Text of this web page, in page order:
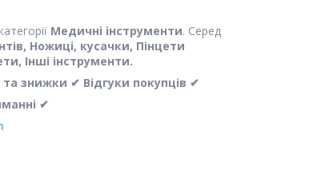
Медичні інструменти. Серед
Ножиці, кусачки, Пінцети
Інші інструменти.
знижки ✔ Відгуки покупців ✔
✔